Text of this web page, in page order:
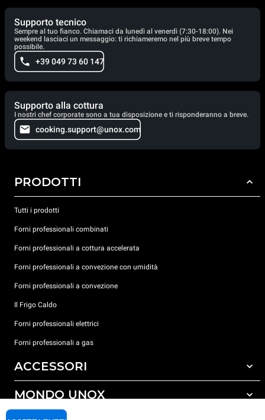
Supporto tecnico
Sempre al tuo fianco. Chiamaci da lunedì al venerdì (7:30-18:00). Nei
weekend lasciaci un messaggio: ti richiameremo nel più breve tempo
possibile.
+39 049 73 60 147
Supporto alla cottura
I nostri chef corporate sono a tua disposizione e ti risponderanno a breve.
cooking.support@unox.com
PRODOTTI
Tutti i prodotti
Forni professionali combinati
Forni professionali a cottura accelerata
Forni professionali a convezione con umidità
Forni professionali a convezione
Il Frigo Caldo
Forni professionali elettrici
Forni professionali a gas
ACCESSORI
Tutti gli accessori
Detergenti per lavaggio automatico
MONDO UNOX